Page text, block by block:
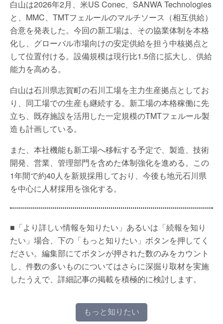
白山は2026年2月、米US Conec、SANWA Technologies
と、MMC、TMTフェルールのマルチソース（相互供給）
合意を発表した。今回の新工場は、その協業体制を本格
化し、グローバル市場向けの安定供給を担う中核拠点と
して位置付ける。設備規模は現行比1.5倍に拡大し、供給
能力を高める。
白山は石川県志賀町の石川工場を主力生産拠点としてお
り、同工場での生産も継続する。新工場の本格稼働に先
立ち、既存施設を活用した一定規模のTMTフェルール製
造も計画している。
また、本社機能も新工場へ移転する予定で、製造、技術
開発、営業、管理部門を含めた体制強化を進める。この
1年間で約40人を新規採用しており、今後も地元石川県
を中心に人材採用を強化する。
■「より詳しい情報を知りたい」あるいは「続報を知り
たい」場合、下の「もっと知りたい」ボタンを押してく
ださい。編集部にてボタンが押された数のみをカウント
し、件数の多いものについてはさらに深掘り取材を実施
したうえで、詳細記事の掲載を積極的に検討します。
もっと知りたい